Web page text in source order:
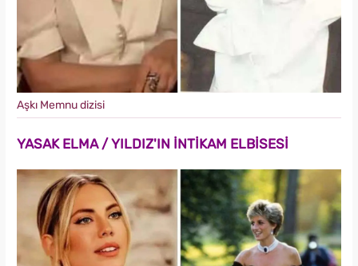
Aşkı Memnu dizisi
YASAK ELMA / YILDIZ'IN İNTİKAM ELBİSESİ